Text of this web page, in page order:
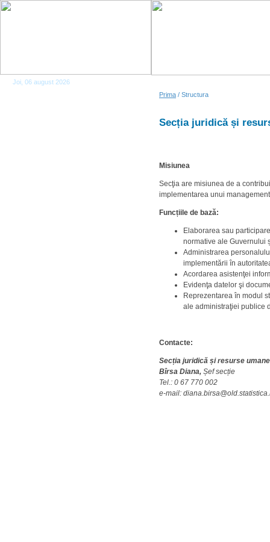
Joi, 06 august 2026
Prima / Structura
Secția juridică și
Misiunea
Secţia are misiunea de a
implementarea unui
Funcțiile de bază:
Elaborarea sau
normative ale Guvernului
Administrarea
implementării în
Acordarea asistenţei
Evidenţa datelor şi
Reprezentarea în modul
ale administraţiei publice
Contacte:
Secția juridică și resurse umane
Bîrsa Diana, Șef secție
Tel.: 0 67 770 002
e-mail: